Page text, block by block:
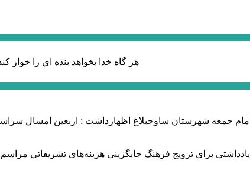
هر گاه خدا بخواهد بنده اي را خوار
یادداشتی برای ترویج فرهنگ جایگزینی هزینه‌های تشریفاتی